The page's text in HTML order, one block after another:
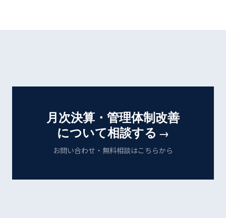
月次決算・管理体制改善
について相談する →
お問い合わせ・無料相談はこちらから